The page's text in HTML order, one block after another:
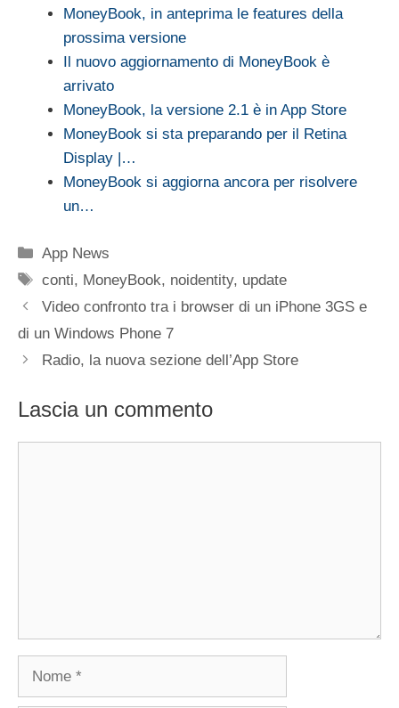
MoneyBook, in anteprima le features della
prossima versione
Il nuovo aggiornamento di MoneyBook è
arrivato
MoneyBook, la versione 2.1 è in App Store
MoneyBook si sta preparando per il Retina
Display |…
MoneyBook si aggiorna ancora per risolvere
un…
Categorie
App News
Tag
conti, MoneyBook, noidentity, update
Video confronto tra i browser di un iPhone 3GS e
di un Windows Phone 7
Radio, la nuova sezione dell’App Store
Lascia un commento